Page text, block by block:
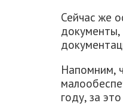
Сейчас же
Напомним,
году, за